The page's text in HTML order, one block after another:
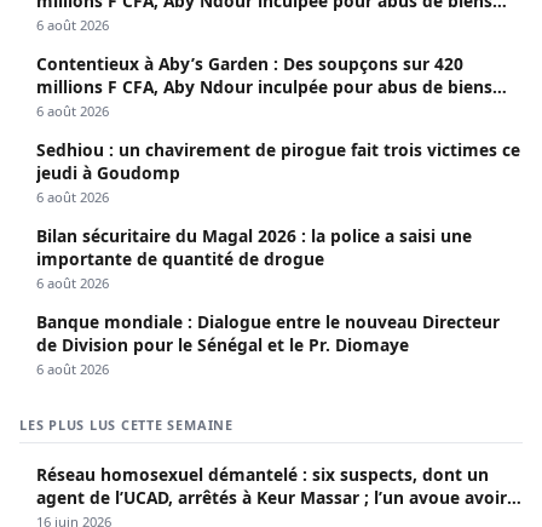
sociaux
6 août 2026
Contentieux à Aby’s Garden : Des soupçons sur 420
millions F CFA, Aby Ndour inculpée pour abus de biens
sociaux
6 août 2026
Sedhiou : un chavirement de pirogue fait trois victimes ce
jeudi à Goudomp
6 août 2026
Bilan sécuritaire du Magal 2026 : la police a saisi une
importante de quantité de drogue
6 août 2026
Banque mondiale : Dialogue entre le nouveau Directeur
de Division pour le Sénégal et le Pr. Diomaye
6 août 2026
LES PLUS LUS CETTE SEMAINE
Réseau homosexuel démantelé : six suspects, dont un
agent de l’UCAD, arrêtés à Keur Massar ; l’un avoue avoir
propagé le VIH depuis 2018
16 juin 2026